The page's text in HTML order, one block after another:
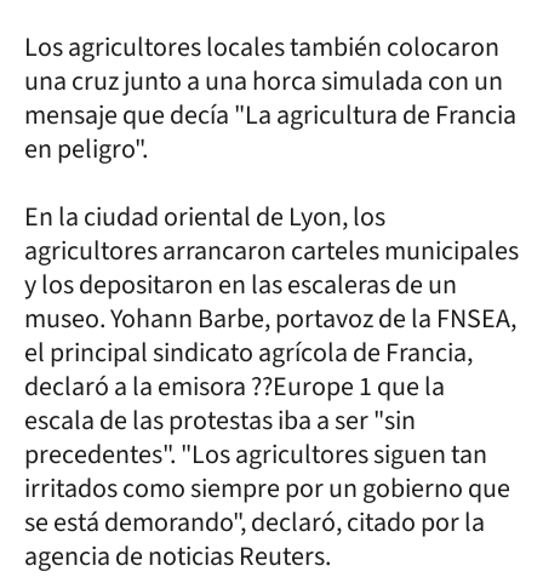
Los agricultores locales también colocaron
una cruz junto a una horca simulada con un
mensaje que decía "La agricultura de Francia
en peligro".
En la ciudad oriental de Lyon, los
agricultores arrancaron carteles municipales
y los depositaron en las escaleras de un
museo. Yohann Barbe, portavoz de la FNSEA,
el principal sindicato agrícola de Francia,
declaró a la emisora ??Europe 1 que la
escala de las protestas iba a ser "sin
precedentes". "Los agricultores siguen tan
irritados como siempre por un gobierno que
se está demorando", declaró, citado por la
agencia de noticias Reuters.